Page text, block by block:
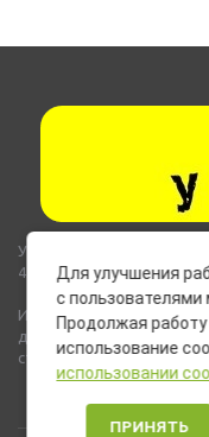
Указанные на сайте
437 ГК РФ).
Используемые на сайте
дополнительное
стандартную
Для улучшения
с
Продолжая
использование
использовании
ПРИНЯТЬ